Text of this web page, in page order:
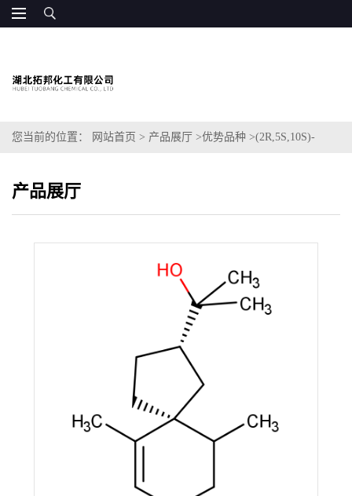
您当前的位置： 网站首页 > 产品展厅 >优势品种 >(2R,5S,10S)-
产品展厅